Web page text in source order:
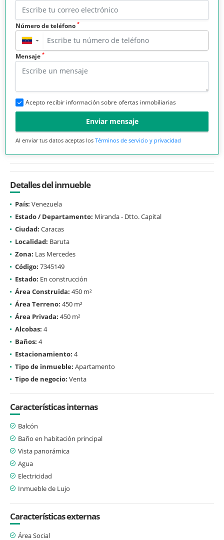
Número de teléfono *
▼
Mensaje *
Acepto recibir información sobre ofertas inmobiliarias
Enviar mensaje
Al enviar tus datos aceptas los Términos de servicio y privacidad
Detalles del inmueble
País: Venezuela
Estado / Departamento: Miranda - Dtto. Capital
Ciudad: Caracas
Localidad: Baruta
Zona: Las Mercedes
Código: 7345149
Estado: En construcción
Área Construida: 450 m²
Área Terreno: 450 m²
Área Privada: 450 m²
Alcobas: 4
Baños: 4
Estacionamiento: 4
Tipo de inmueble: Apartamento
Tipo de negocio: Venta
Características internas
Balcón
Baño en habitación principal
Vista panorámica
Agua
Electricidad
Inmueble de Lujo
Características externas
Área Social